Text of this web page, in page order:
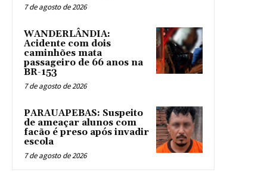
7 de agosto de 2026
WANDERLÂNDIA:
Acidente com dois
caminhões mata
passageiro de 66 anos na
BR-153
7 de agosto de 2026
PARAUAPEBAS: Suspeito
de ameaçar alunos com
facão é preso após invadir
escola
7 de agosto de 2026